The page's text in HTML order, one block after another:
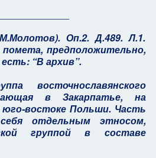
Оп.2. Д.489. Л.1.
предположительно,
“В архив”.
восточнославянского
в Закарпатье, на
юго-востоке Польши. Часть
отдельным этносом,
группой в составе